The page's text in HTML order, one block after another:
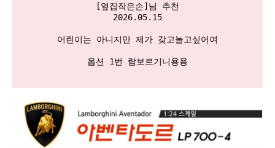
[옆집작은손]님 추천
2026.05.15
어린이는 아니지만 제가 갖고놀고싶어여
옵션 1번 람보르기니용용